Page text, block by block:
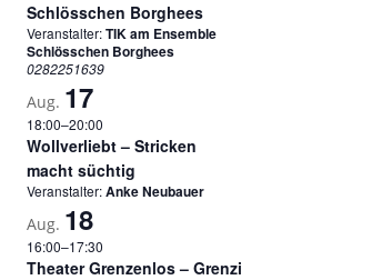
Schlösschen Borghees
Veranstalter:TIK am Ensemble
Schlösschen Borghees
0282251639
Aug. 17
18:00–20:00
Wollverliebt – Stricken
macht süchtig
Veranstalter:Anke Neubauer
Aug. 18
16:00–17:30
Theater Grenzenlos – Grenzi